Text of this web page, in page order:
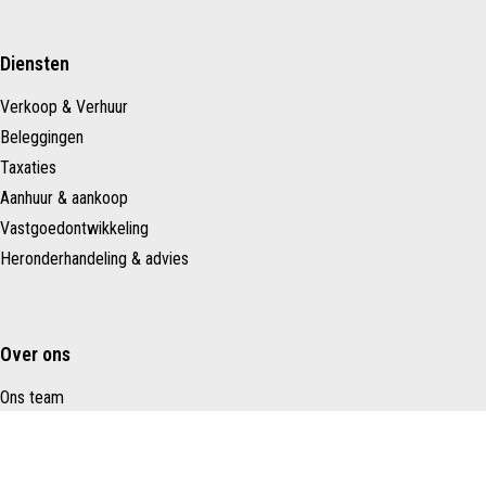
Diensten
Verkoop & Verhuur
Beleggingen
Taxaties
Aanhuur & aankoop
Vastgoedontwikkeling
Heronderhandeling & advies
Over ons
Ons team